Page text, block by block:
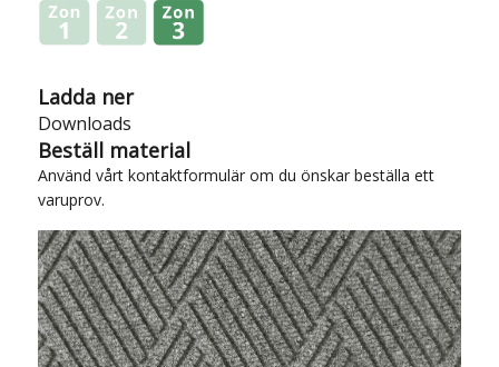
Ladda ner
Downloads
Beställ material
Använd vårt kontaktformulärom du önskar beställa ett
varuprov.